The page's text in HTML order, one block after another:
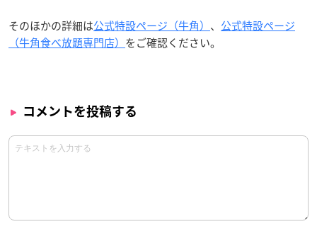
そのほかの詳細は公式特設ページ（牛角） 、 公式特設ページ
（牛角食べ放題専門店） をご確認ください。
コメントを投稿する